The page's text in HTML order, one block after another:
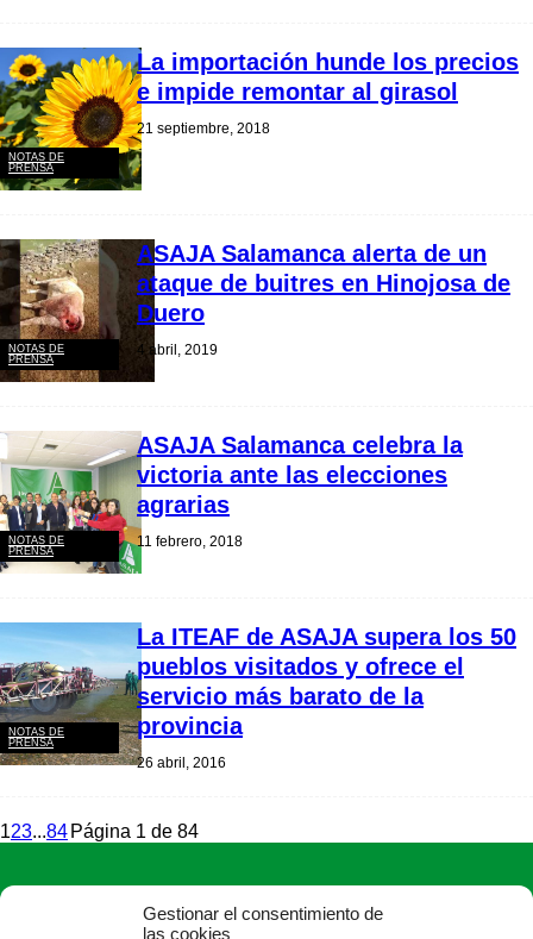
Gestionar el consentimiento de
las cookies
NOTAS DE
PRENSA
La importación hunde los precios
e impide remontar al girasol
21 septiembre, 2018
NOTAS DE
PRENSA
ASAJA Salamanca alerta de un
ataque de buitres en Hinojosa de
Duero
4 abril, 2019
NOTAS DE
PRENSA
ASAJA Salamanca celebra la
victoria ante las elecciones
agrarias
11 febrero, 2018
NOTAS DE
PRENSA
La ITEAF de ASAJA supera los 50
pueblos visitados y ofrece el
servicio más barato de la
provincia
26 abril, 2016
123...84 Página 1 de 84